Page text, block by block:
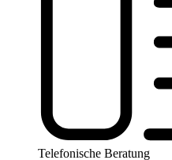
Telefonische Beratung